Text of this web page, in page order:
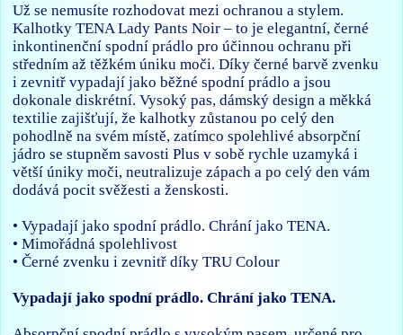
Už se nemusíte rozhodovat mezi ochranou a stylem.
Kalhotky TENA Lady Pants Noir – to je elegantní, černé
inkontinenční spodní prádlo pro účinnou ochranu při
středním až těžkém úniku moči. Díky černé barvě zvenku
i zevnitř vypadají jako běžné spodní prádlo a jsou
dokonale diskrétní. Vysoký pas, dámský design a měkká
textilie zajišťují, že kalhotky zůstanou po celý den
pohodlně na svém místě, zatímco spolehlivé absorpční
jádro se stupněm savosti Plus v sobě rychle uzamyká i
větší úniky moči, neutralizuje zápach a po celý den vám
dodává pocit svěžesti a ženskosti.
• Vypadají jako spodní prádlo. Chrání jako TENA.
• Mimořádná spolehlivost
• Černé zvenku i zevnitř díky TRU Colour
Vypadají jako spodní prádlo. Chrání jako TENA.